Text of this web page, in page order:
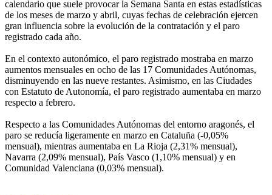
calendario que suele provocar la Semana Santa en estas estadísticas
de los meses de marzo y abril, cuyas fechas de celebración ejercen
gran influencia sobre la evolución de la contratación y el paro
registrado cada año.
En el contexto autonómico, el paro registrado mostraba en marzo
aumentos mensuales en ocho de las 17 Comunidades Autónomas,
disminuyendo en las nueve restantes. Asimismo, en las Ciudades
con Estatuto de Autonomía, el paro registrado aumentaba en marzo
respecto a febrero.
Respecto a las Comunidades Autónomas del entorno aragonés, el
paro se reducía ligeramente en marzo en Cataluña (-0,05%
mensual), mientras aumentaba en La Rioja (2,31% mensual),
Navarra (2,09% mensual), País Vasco (1,10% mensual) y en
Comunidad Valenciana (0,03% mensual).